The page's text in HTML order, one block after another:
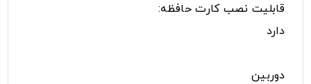
قابلیت نصب کارت حافظه:
دارد
دوربین